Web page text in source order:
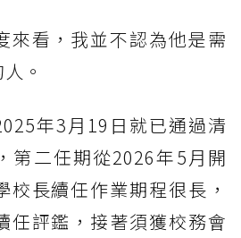
來看，我並不認為他是需
。
年3月19日就已通過清
第二任期從2026年5月開
校長續任作業期程很長，
任評鑑，接著須獲校務會